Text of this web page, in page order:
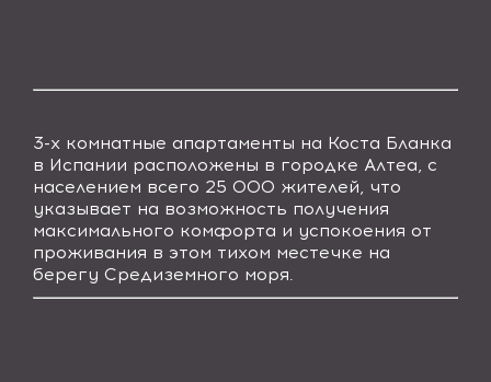
3-х комнатные апартаменты на Коста Бланка
в Испании расположены в городке Алтеа, с
населением всего 25 000 жителей, что
указывает на возможность получения
максимального комфорта и успокоения от
проживания в этом тихом местечке на
берегу Средиземного моря.